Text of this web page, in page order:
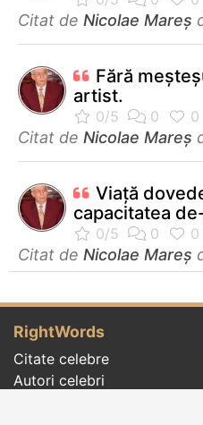
Citat de Nicolae Mareș
Fără
artist.
Citat de Nicolae Mareș
Viață
capacitatea
Citat de Nicolae Mareș
RightWords
Citate celebre
Autori celebri